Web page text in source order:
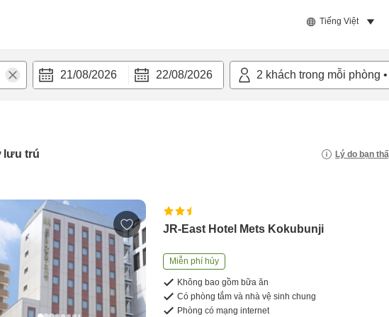
Tiếng Việt
21/08/2026 22/08/2026 2 khách trong mỗi phòng •
lưu trú Lý do bạn
JR-East Hotel Mets Kokubunji
Miễn phí hủy
Không bao gồm bữa ăn
Có phòng tắm và nhà vệ sinh chung
Phòng có mạng internet